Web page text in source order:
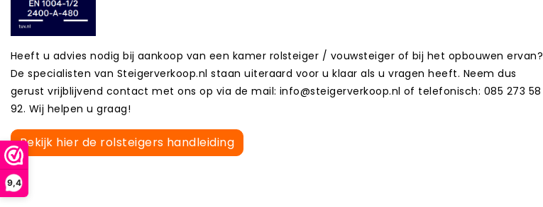
9,4
Heeft u advies nodig bij aankoop van een kamer rolsteiger / vouwsteiger of bij het opbouwen ervan?
De specialisten van Steigerverkoop.nl staan uiteraard voor u klaar als u vragen heeft. Neem dus
gerust vrijblijvend contact met ons op via de mail: info@steigerverkoop.nl of telefonisch: 085 273 58
92. Wij helpen u graag!
Bekijk hier de rolsteigers handleiding